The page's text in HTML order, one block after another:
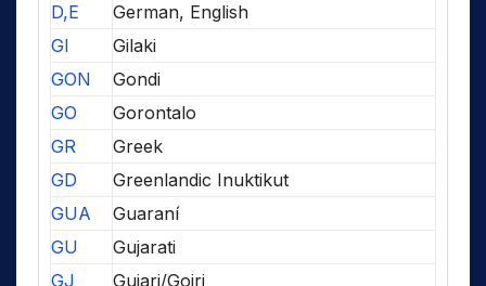
D,E
German, English
GI
Gilaki
GON
Gondi
GO
Gorontalo
GR
Greek
GD
Greenlandic Inuktikut
GUA
Guaraní
GU
Gujarati
GJ
Gujari/Gojri